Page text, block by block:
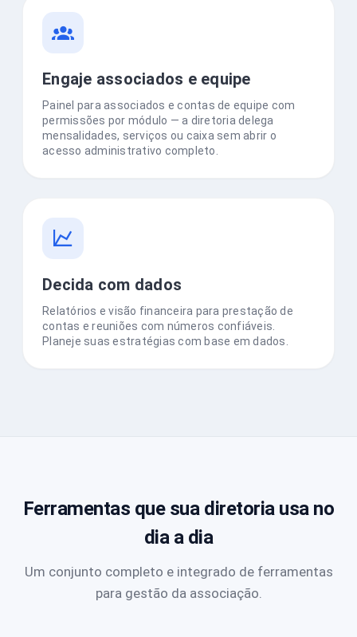
Engaje associados e equipe
Painel para associados e contas de equipe com
permissões por módulo — a diretoria delega
mensalidades, serviços ou caixa sem abrir o
acesso administrativo completo.
Decida com dados
Relatórios e visão financeira para prestação de
contas e reuniões com números confiáveis.
Planeje suas estratégias com base em dados.
Ferramentas que sua diretoria usa no
dia a dia
Um conjunto completo e integrado de ferramentas
para gestão da associação.